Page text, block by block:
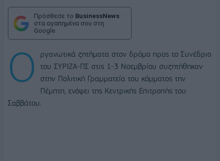
Πρόσθεσε το BusinessNews
στα αγαπημένα σου στη
Google
Ο
ργανωτικά ζητήματα στον δρόμο προς το Συνέδριο
του ΣΥΡΙΖΑ-ΠΣ στις 1-3 Νοεμβρίου συζητήθηκαν
στην Πολιτική Γραμματεία του κόμματος την
Πέμπτη, ενόψει της Κεντρικής Επιτροπής του
Σαββάτου.